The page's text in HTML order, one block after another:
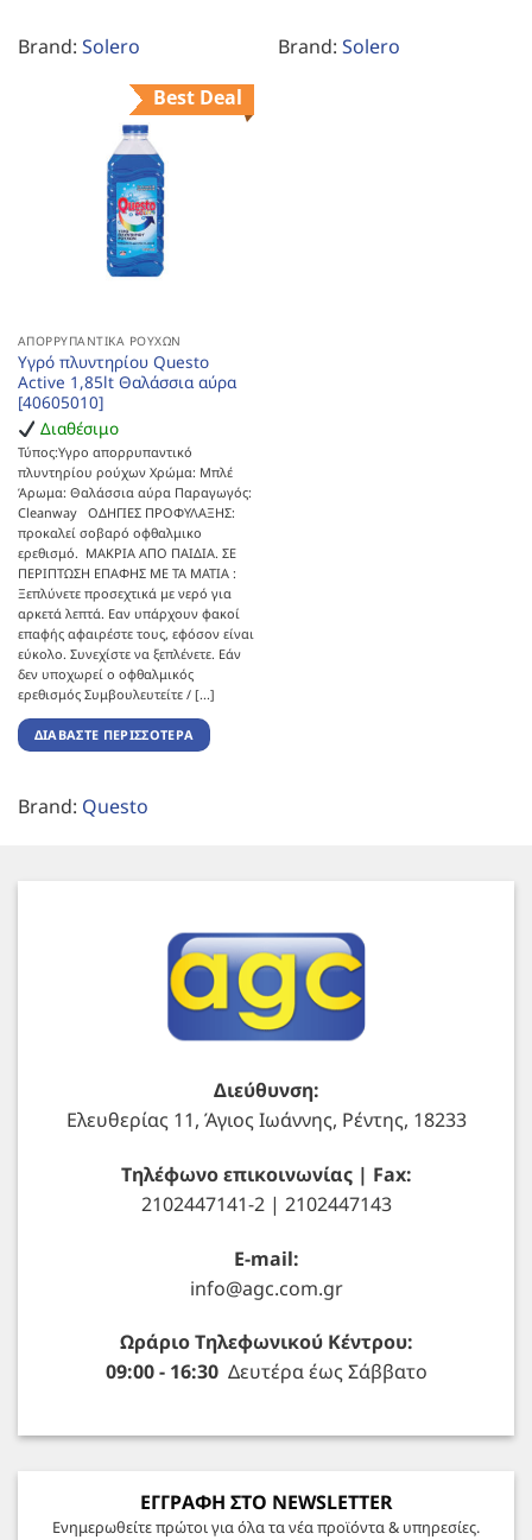
Brand: Solero Brand: Solero
Best Deal
ΑΠΟΡΡΥΠΑΝΤΙΚΆ ΡΟΎΧΩΝ
Υγρό πλυντηρίου Questo
Active 1,85lt Θαλάσσια αύρα
[40605010]
Διαθέσιμο
Τύπος:Υγρο απορρυπαντικό
πλυντηρίου ρούχων Χρώμα: Μπλέ
Άρωμα: Θαλάσσια αύρα Παραγωγός:
Cleanway ΟΔΗΓΙΕΣ ΠΡΟΦΥΛΑΞΗΣ:
προκαλεί σοβαρό οφθαλμικο
ερεθισμό. ΜΑΚΡΙΑ ΑΠΟ ΠΑΙΔΙΑ. ΣΕ
ΠΕΡΙΠΤΩΣΗ ΕΠΑΦΗΣ ΜΕ ΤΑ ΜΑΤΙΑ :
Ξεπλύνετε προσεχτικά με νερό για
αρκετά λεπτά. Εαν υπάρχουν φακοί
επαφής αφαιρέστε τους, εφόσον είναι
εύκολο. Συνεχίστε να ξεπλένετε. Εάν
δεν υποχωρεί ο οφθαλμικός
ερεθισμός Συμβουλευτείτε / [...]
ΔΙΑΒΆΣΤΕ ΠΕΡΙΣΣΌΤΕΡΑ
Brand: Questo
Διεύθυνση:
Ελευθερίας 11, Άγιος Ιωάννης, Ρέντης, 18233
Τηλέφωνο επικοινωνίας | Fax:
2102447141-2 | 2102447143
E-mail:
info@agc.com.gr
Ωράριο Τηλεφωνικού Κέντρου:
09:00 - 16:30Δευτέρα έως Σάββατο
ΕΓΓΡΑΦΗ ΣΤΟ NEWSLETTER
Ενημερωθείτε πρώτοι για όλα τα νέα προϊόντα & υπηρεσίες.